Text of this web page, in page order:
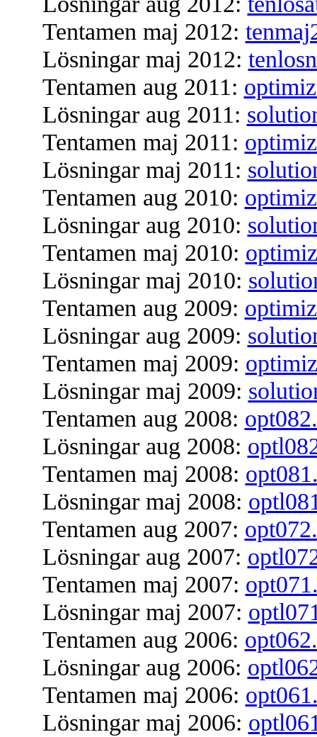
Tentamen maj 2012:
Lösningar maj 2012:
Tentamen aug 2011:
Lösningar aug 2011:
Tentamen maj 2011:
Lösningar maj 2011:
Tentamen aug 2010:
Lösningar aug 2010:
Tentamen maj 2010:
Lösningar maj 2010:
Tentamen aug 2009:
Lösningar aug 2009:
Tentamen maj 2009:
Lösningar maj 2009:
Tentamen aug 2008:
Lösningar aug 2008:
Tentamen maj 2008:
Lösningar maj 2008:
Tentamen aug 2007:
Lösningar aug 2007:
Tentamen maj 2007:
Lösningar maj 2007:
Tentamen aug 2006:
Lösningar aug 2006:
Tentamen maj 2006:
Lösningar maj 2006: